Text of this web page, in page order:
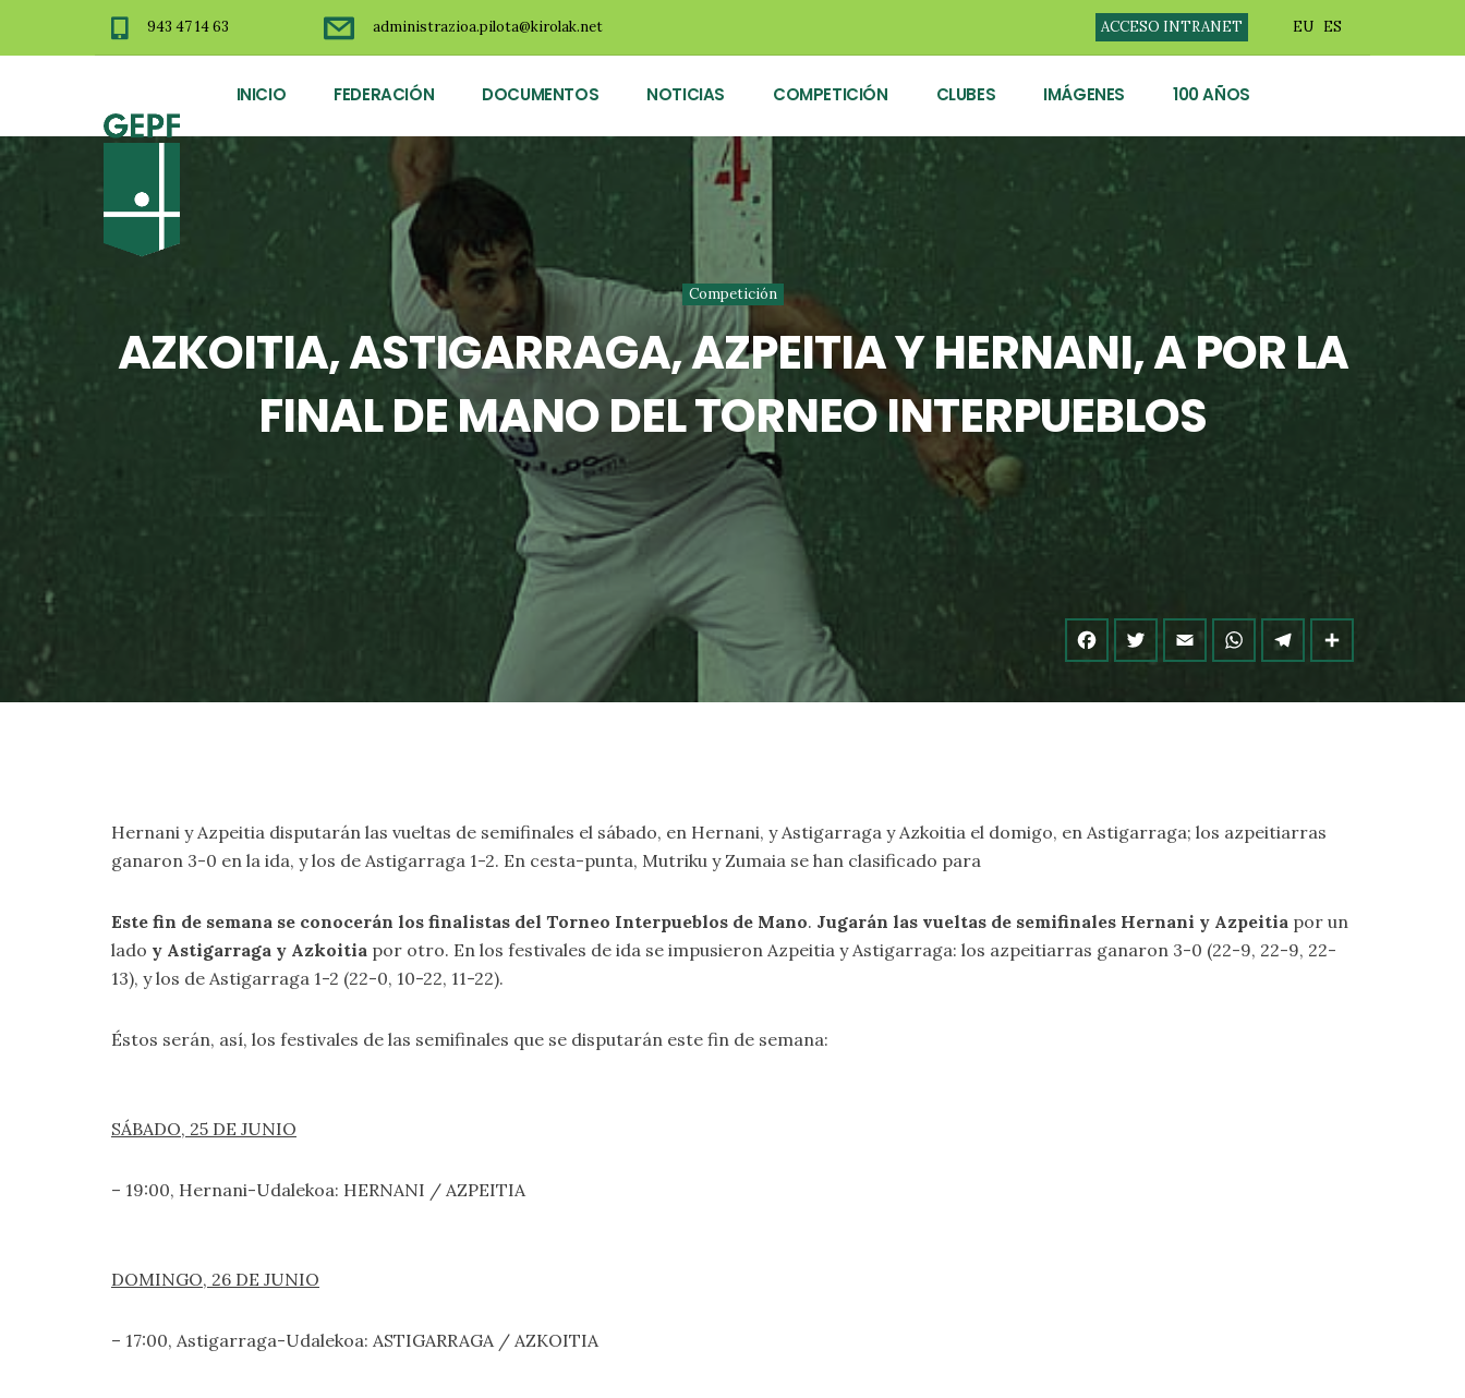
943 47 14 63 administrazioa.pilota@kirolak.net ACCESO INTRANET EU ES
INICIO FEDERACIÓN DOCUMENTOS NOTICIAS COMPETICIÓN CLUBES IMÁGENES 100 AÑOS
Competición
AZKOITIA, ASTIGARRAGA, AZPEITIA Y HERNANI, A POR LA
FINAL DE MANO DEL TORNEO INTERPUEBLOS
Hernani y Azpeitia disputarán las vueltas de semifinales el sábado, en Hernani, y Astigarraga y Azkoitia el domigo, en Astigarraga; los azpeitiarras
ganaron 3-0 en la ida, y los de Astigarraga 1-2. En cesta-punta, Mutriku y Zumaia se han clasificado para
Este fin de semana se conocerán los finalistas del Torneo Interpueblos de Mano. Jugarán las vueltas de semifinales Hernani y Azpeitia por un
lado y Astigarraga y Azkoitia por otro. En los festivales de ida se impusieron Azpeitia y Astigarraga: los azpeitiarras ganaron 3-0 (22-9, 22-9, 22-
13), y los de Astigarraga 1-2 (22-0, 10-22, 11-22).
Éstos serán, así, los festivales de las semifinales que se disputarán este fin de semana:
SÁBADO, 25 DE JUNIO
– 19:00, Hernani-Udalekoa: HERNANI / AZPEITIA
DOMINGO, 26 DE JUNIO
– 17:00, Astigarraga-Udalekoa: ASTIGARRAGA / AZKOITIA